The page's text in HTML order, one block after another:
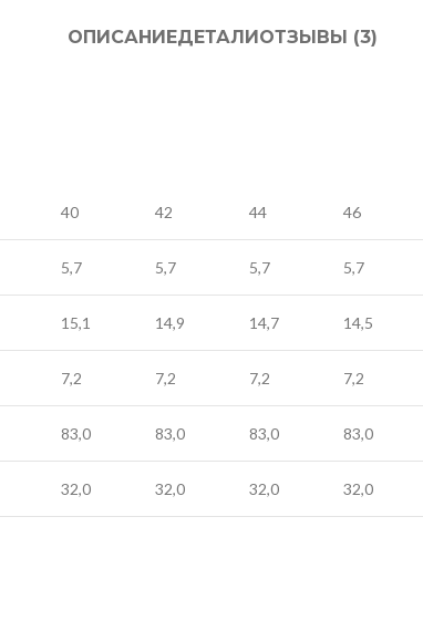
ОПИСАНИЕДЕТАЛИ ОТЗЫВЫ (3)
40 42 44 46
5,7 5,7 5,7 5,7
15,1 14,9 14,7 14,5
7,2 7,2 7,2 7,2
83,0 83,0 83,0 83,0
32,0 32,0 32,0 32,0